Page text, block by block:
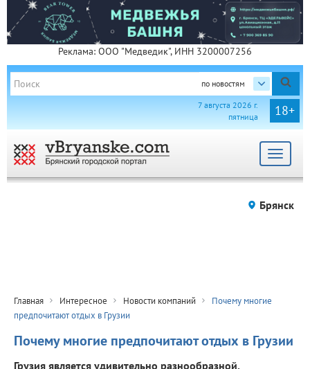
Реклама: ООО "Медведик", ИНН 3200007256
по новостям
18+
7 августа 2026 г.
пятница
Toggle
Брянск
Главная Интересное Новости компаний
Почему многие
предпочитают отдых в Грузии
Почему многие предпочитают отдых в Грузии
Грузия является удивительно разнообразной,